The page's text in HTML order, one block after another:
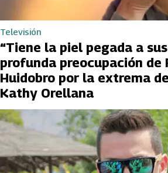
Televisión
“Tiene la piel pegada a
profunda preocupación de
Huidobro por la extrema
Kathy Orellana